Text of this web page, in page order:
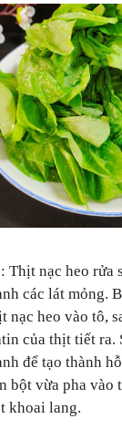
Thịt nạc heo rửa
các lát mỏng.
nạc heo vào tô,
của thịt tiết ra.
để tạo thành
bột vừa pha vào
khoai lang.